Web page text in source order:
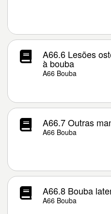
A66.6 Lesões
à bouba
A66 Bouba
A66.7 Outras
A66 Bouba
A66.8 Bouba
A66 Bouba